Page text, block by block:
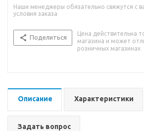
Наши менеджеры обязательно свяжутся с
условия заказа
Поделиться
Цена действительна
магазина и может
розничных магазинах
Описание Характеристики
Задать вопрос